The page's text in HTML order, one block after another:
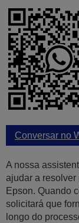
Conversar no
A nossa
ajudar a resolver
Epson. Quando
solicitará que
longo do